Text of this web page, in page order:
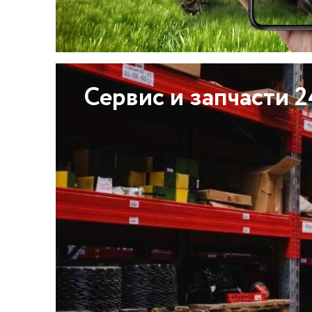
Сервис и запчасти